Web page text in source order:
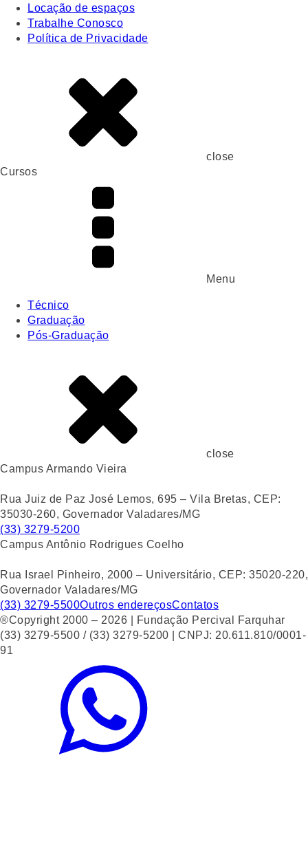
Locação de espaços
Trabalhe Conosco
Política de Privacidade
close
Cursos
Menu
Técnico
Graduação
Pós-Graduação
close
Campus Armando Vieira
Rua Juiz de Paz José Lemos, 695 – Vila Bretas, CEP:
35030-260, Governador Valadares/MG
(33) 3279-5200
Campus Antônio Rodrigues Coelho
Rua Israel Pinheiro, 2000 – Universitário, CEP: 35020-220,
Governador Valadares/MG
(33) 3279-5500Outros endereçosContatos
®Copyright 2000 – 2026 | Fundação Percival Farquhar
(33) 3279-5500 / (33) 3279-5200 | CNPJ: 20.611.810/0001-
91